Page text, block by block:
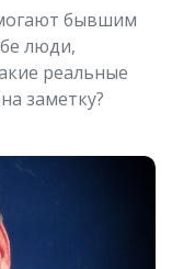
бывшим
люди,
реальные
заметку?